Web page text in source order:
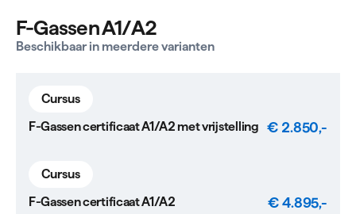
F-Gassen A1/A2
Beschikbaar in meerdere varianten
F-Gassen certificaat A1/A2 met vrijstelling
Cursus
€ 2.850,-
F-Gassen certificaat A1/A2
Cursus
€ 4.895,-